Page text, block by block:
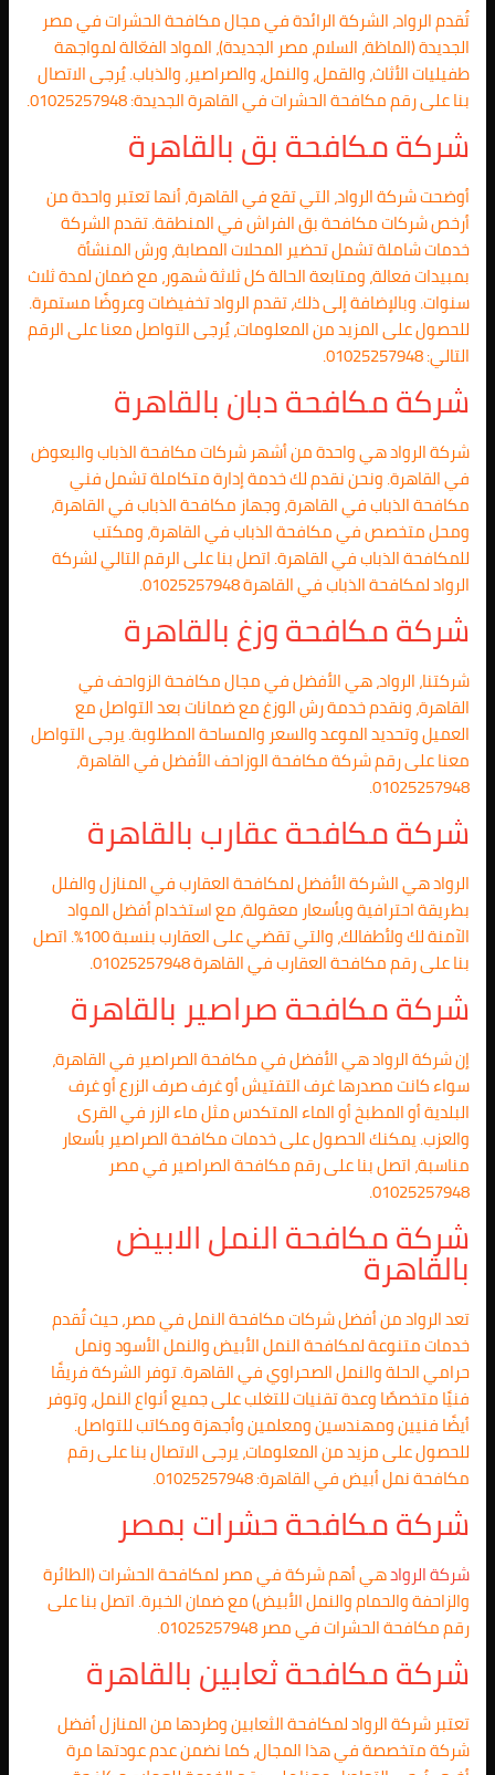
تُقدم الرواد، الشركة الرائدة في مجال مكافحة الحشرات في مصر
الجديدة (الماظة، السلام، مصر الجديدة)، المواد الفعّالة لمواجهة
طفيليات الأثاث، والقمل، والنمل، والصراصير، والذباب. يُرجى الاتصال
بنا على رقم مكافحة الحشرات في القاهرة الجديدة: 01025257948.
شركة مكافحة بق بالقاهرة
أوضحت شركة الرواد، التي تقع في القاهرة، أنها تعتبر واحدة من
أرخص شركات مكافحة بق الفراش في المنطقة. تقدم الشركة
خدمات شاملة تشمل تحضير المحلات المصابة، ورش المنشأة
بمبيدات فعالة، ومتابعة الحالة كل ثلاثة شهور، مع ضمان لمدة ثلاث
سنوات. وبالإضافة إلى ذلك، تقدم الرواد تخفيضات وعروضًا مستمرة.
للحصول على المزيد من المعلومات، يُرجى التواصل معنا على الرقم
التالي: 01025257948.
شركة مكافحة دبان بالقاهرة
شركة الرواد هي واحدة من أشهر شركات مكافحة الذباب والبعوض
في القاهرة. ونحن نقدم لك خدمة إدارة متكاملة تشمل فني
مكافحة الذباب في القاهرة، وجهاز مكافحة الذباب في القاهرة،
ومحل متخصص في مكافحة الذباب في القاهرة، ومكتب
للمكافحة الذباب في القاهرة. اتصل بنا على الرقم التالي لشركة
الرواد لمكافحة الذباب في القاهرة 01025257948.
شركة مكافحة وزغ بالقاهرة
شركتنا، الرواد، هي الأفضل في مجال مكافحة الزواحف في
القاهرة، ونقدم خدمة رش الوزغ مع ضمانات بعد التواصل مع
العميل وتحديد الموعد والسعر والمساحة المطلوبة. يرجى التواصل
معنا على رقم شركة مكافحة الوزاحف الأفضل في القاهرة،
01025257948.
شركة مكافحة عقارب بالقاهرة
الرواد هي الشركة الأفضل لمكافحة العقارب في المنازل والفلل
بطريقة احترافية وبأسعار معقولة، مع استخدام أفضل المواد
الآمنة لك ولأطفالك، والتي تقضي على العقارب بنسبة 100%. اتصل
بنا على رقم مكافحة العقارب في القاهرة 01025257948.
شركة مكافحة صراصير بالقاهرة
إن شركة الرواد هي الأفضل في مكافحة الصراصير في القاهرة،
سواء كانت مصدرها غرف التفتيش أو غرف صرف الزرع أو غرف
البلدية أو المطبخ أو الماء المتكدس مثل ماء الزر في القرى
والعزب. يمكنك الحصول على خدمات مكافحة الصراصير بأسعار
مناسبة، اتصل بنا على رقم مكافحة الصراصير في مصر
01025257948.
شركة مكافحة النمل الابيض
بالقاهرة
تعد الرواد من أفضل شركات مكافحة النمل في مصر، حيث تُقدم
خدمات متنوعة لمكافحة النمل الأبيض والنمل الأسود ونمل
حرامي الحلة والنمل الصحراوي في القاهرة. توفر الشركة فريقًا
فنيًا متخصصًا وعدة تقنيات للتغلب على جميع أنواع النمل، وتوفر
أيضًا فنيين ومهندسين ومعلمين وأجهزة ومكاتب للتواصل.
للحصول على مزيد من المعلومات، يرجى الاتصال بنا على رقم
مكافحة نمل أبيض في القاهرة: 01025257948.
شركة مكافحة حشرات بمصر
شركة الروادهي أهم شركة في مصر لمكافحة الحشرات (الطائرة
والزاحفة والحمام والنمل الأبيض) مع ضمان الخبرة. اتصل بنا على
رقم مكافحة الحشرات في مصر 01025257948.
شركة مكافحة ثعابين بالقاهرة
تعتبر شركة الرواد لمكافحة الثعابين وطردها من المنازل أفضل
شركة متخصصة في هذا المجال، كما نضمن عدم عودتها مرة